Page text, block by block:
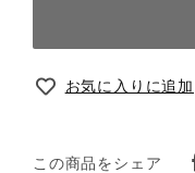
お気に入りに追加
この商品をシェア